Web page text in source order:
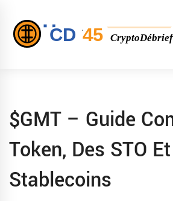
$GMT – Guide
Token, Des STO
Stablecoins